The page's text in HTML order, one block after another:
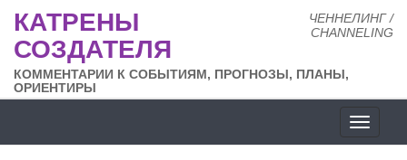
ЧЕННЕЛИНГ /
CHANNELING
КАТРЕНЫ
СОЗДАТЕЛЯ
КОММЕНТАРИИ К СОБЫТИЯМ, ПРОГНОЗЫ, ПЛАНЫ,
ОРИЕНТИРЫ
сайта